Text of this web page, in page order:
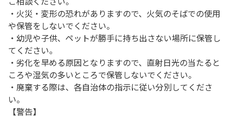
・火災・変形の恐れがありますので、火気のそばでの使用
や保管をしないでください。
・幼児や子供、ペットが勝手に持ち出さない場所に保管し
てください。
・劣化を早める原因となりますので、直射日光の当たると
ころや湿気の多いところで保管しないでください。
・廃棄する際は、各自治体の指示に従い分別してくださ
い。
【警告】